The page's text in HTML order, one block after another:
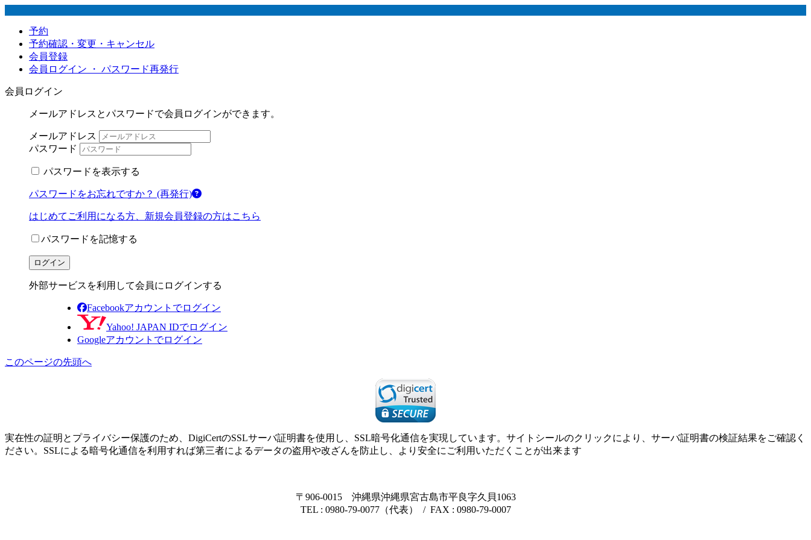
予約
予約確認・変更・キャンセル
会員登録
会員ログイン ・ パスワード再発行
会員ログイン
メールアドレスとパスワードで会員ログインができます。
メールアドレス
パスワード
パスワードを表示する
パスワードをお忘れですか？ (再発行)
はじめてご利用になる方、新規会員登録の方はこちら
パスワードを記憶する
ログイン
外部サービスを利用して会員にログインする
Facebookアカウントでログイン
Yahoo! JAPAN IDでログイン
Googleアカウントでログイン
このページの先頭へ
実在性の証明とプライバシー保護のため、DigiCertのSSLサーバ証明書を使用し、SSL暗号化通信を実現しています。サイトシールのクリックにより、サーバ証明書の検証結果をご確認く
ださい。SSLによる暗号化通信を利用すれば第三者によるデータの盗用や改ざんを防止し、より安全にご利用いただくことが出来ます
〒906-0015 沖縄県沖縄県宮古島市平良字久貝1063
TEL : 0980-79-0077（代表） / FAX : 0980-79-0007